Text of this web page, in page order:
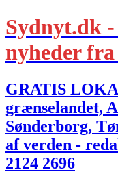
Sydnyt.dk
nyheder
GRATIS
grænselandet,
Sønderborg,
af verden -
2124 2696